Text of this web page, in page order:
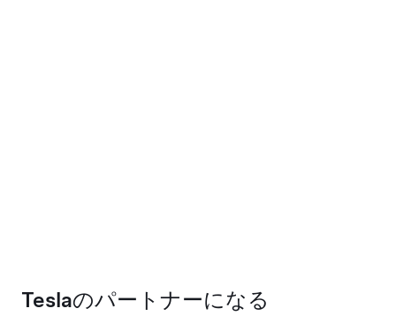
Teslaのパートナーになる